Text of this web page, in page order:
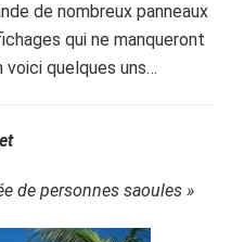
de nombreux panneaux
qui ne manqueront
voici quelques uns…
de personnes saoules »